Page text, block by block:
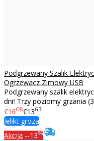
Podgrzewany Szalik
Ogrzewacz Zimowy USB
Podgrzewany szalik
dni! Trzy poziomy grzania
€1608€1363
Ielikt grozā
Akcija --13%